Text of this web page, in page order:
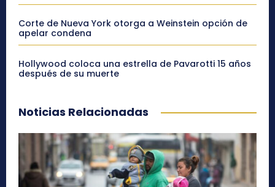
Corte de Nueva York otorga a Weinstein opción de
apelar condena
Hollywood coloca una estrella de Pavarotti 15 años
después de su muerte
Noticias Relacionadas